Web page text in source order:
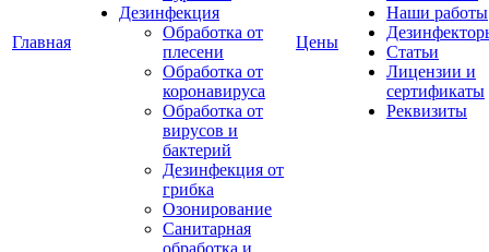
Главная
Дезинфекция
Обработка от
плесени
Обработка от
коронавируса
Обработка от
вирусов и
бактерий
Дезинфекция от
грибка
Озонирование
Санитарная
обработка и
Цены
Наши работы
Статьи
Лицензии и
сертификаты
Реквизиты